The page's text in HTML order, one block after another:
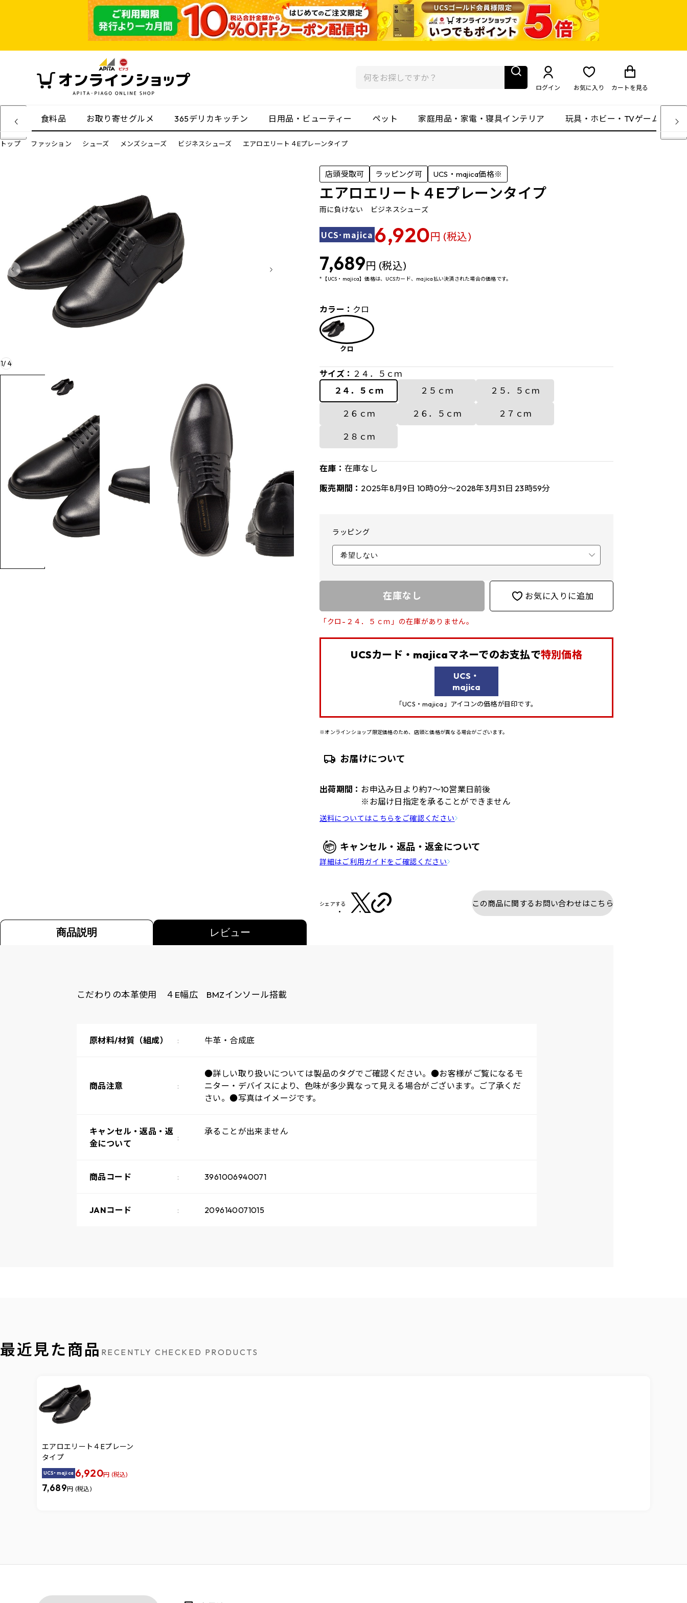
ログイン お気に入り カート を見る
食料品 お取り寄せグルメ 365デリカキッチン 日用品・ビューティー ペット 家庭用品・家電・寝具インテリア 玩具・ホビー・TVゲーム
トップ ファッション シューズ メンズシューズ ビジネスシューズ エアロエリート４Eプレーンタイプ
1/4
店頭受取可 ラッピング可 UCS・majica価格※
エアロエリート４Eプレーンタイプ
雨に負けない ビジネスシューズ
UCS･majica 6,920円 (税込)
7,689円 (税込)
*【UCS・majica】価格は、UCSカード、majica払い決済された場合の価格です。
カラー： クロ
クロ
サイズ： ２４．５ｃｍ
２４．５ｃｍ
２５ｃｍ ２５．５ｃｍ
２６ｃｍ ２６．５ｃｍ ２７ｃｍ
２８ｃｍ
在庫： 在庫なし
販売期間： 2025年8月9日 10時0分～2028年3月31日 23時59分
ラッピング
在庫なし お気に入りに追加
「クロ-２４．５ｃｍ」の在庫がありません。
UCSカード・majicaマネーでのお支払で特別価格
UCS・
majica
「UCS・majica」アイコンの価格が目印です。
※オンラインショップ限定価格のため、店頭と価格が異なる場合がございます。
お届けについて
出荷期間： お申込み日より約7～10営業日前後
※お届け日指定を承ることができません
送料についてはこちらをご確認ください
キャンセル・返品・返金について
詳細はご利用ガイドをご確認ください
シェアする この商品に関するお問い合わせはこちら
商品説明 レビュー
こだわりの本革使用 ４E幅広 BMZインソール搭載
原材料/材質（組成） 牛革・合成底
商品注意
●詳しい取り扱いについては製品のタグでご確認ください。●お客様がご覧になるモ
ニター・デバイスにより、色味が多少異なって見える場合がございます。ご了承くだ
さい。●写真はイメージです。
キャンセル・返品・返
金について
承ることが出来ません
商品コード 3961006940071
JANコード 2096140071015
最近見た商品 RECENTLY CHECKED PRODUCTS
エアロエリート４Eプレーン
タイプ
UCS・majica 6,920円 (税込)
7,689円 (税込)